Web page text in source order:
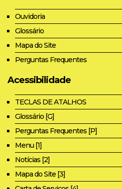
Ouvidoria
Glossário
Mapa do Site
Perguntas Frequentes
Acessibilidade
TECLAS DE ATALHOS
Glossário [G]
Perguntas Frequentes [P]
Menu [1]
Notícias [2]
Mapa do Site [3]